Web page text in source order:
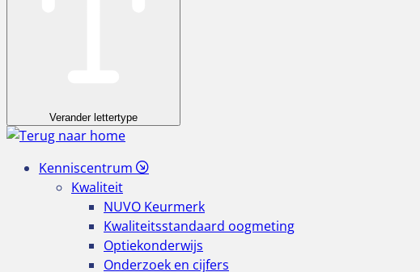
Verander lettertype
Kenniscentrum
Kwaliteit
NUVO Keurmerk
Kwaliteitsstandaard oogmeting
Optiekonderwijs
Onderzoek en cijfers